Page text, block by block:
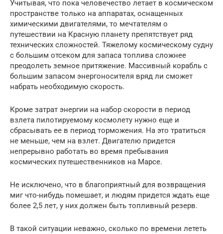
Учитывая, что пока человечество летает в космическом
пространстве только на аппаратах, оснащенных
химическими двигателями, то мечтателям о
путешествии на Красную планету препятствует ряд
технических сложностей. Тяжелому космическому судну
с большим отсеком для запаса топлива сложнее
преодолеть земное притяжение. Массивный корабль с
большим запасом энергоносителя вряд ли сможет
набрать необходимую скорость.
Кроме затрат энергии на набор скорости в период
взлета пилотируемому космолету нужно еще и
сбрасывать ее в период торможения. На это тратиться
не меньше, чем на взлет. Двигателю придется
непрерывно работать во время пребывания
космических путешественников на Марсе.
Не исключено, что в благоприятный для возвращения
миг что-нибудь помешает, и людям придется ждать еще
более 2,5 лет, у них должен быть топливный резерв.
В такой ситуации неважно, сколько по времени лететь